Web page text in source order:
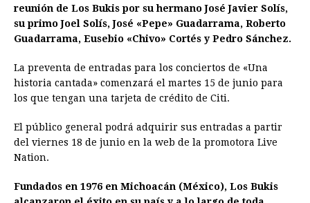
reunión de Los Bukis por su hermano José Javier Solís,
su primo Joel Solís, José «Pepe» Guadarrama, Roberto
Guadarrama, Eusebio «Chivo» Cortés y Pedro Sánchez.
La preventa de entradas para los conciertos de «Una
historia cantada» comenzará el martes 15 de junio para
los que tengan una tarjeta de crédito de Citi.
El público general podrá adquirir sus entradas a partir
del viernes 18 de junio en la web de la promotora Live
Nation.
Fundados en 1976 en Michoacán (México), Los Bukis